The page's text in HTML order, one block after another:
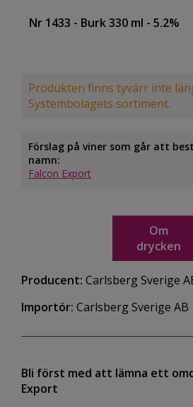
Nr 1433 - Burk 330 ml - 5.2%
Produkten finns tyvärr inte
Systembolagets sortiment.
Förslag på viner som går att
namn:
Falcon Export
Om
drycken
Producent: Carlsberg Sverige
Importör: Carlsberg Sverige AB
Bli först med att lämna ett
Export